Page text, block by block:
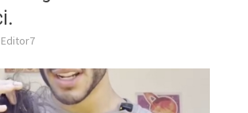
Editor7